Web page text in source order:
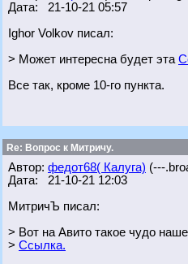
Дата: 21-10-21 05:57
Ighor Volkov писал:
> Может интересна будет эта
Все так, кроме 10-го пункта.
Re: Вопрос к Митричу.
Автор: федот68( Калуга) (---
Дата: 21-10-21 12:03
МитричЪ писал:
> Вот на Авито такое чудо
> Ссылка.